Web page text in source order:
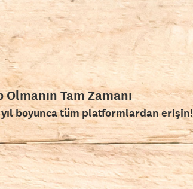
Olmanın Tam Zamanı
boyunca tüm platformlardan erişin!